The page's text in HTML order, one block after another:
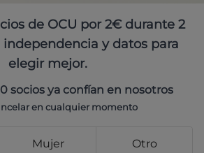
de OCU por 2€ durante 2
independencia y datos para
elegir mejor.
socios ya confían en nosotros
en cualquier momento
Mujer Otro